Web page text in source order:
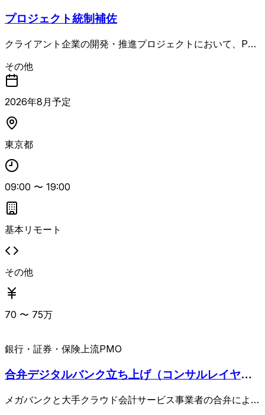
プロジェクト統制補佐
クライアント企業の開発・推進プロジェクトにおいて、PM
（WBS含む）の策定、進捗・課題・リスクおよび品質管理
の実行、チームメンバーのマネジメント・育成、ベンダーや
社内外ステークホルダーとの調整・折衝、要件定義支援など
を行います。 また、会議体運営、議事録作成、進捗報告や
意思決定支援資料など各種ドキュメント作成もお任せする想
があり、WBS作成・スケジュール管理、会議体運営、ドキ
ュメント整備、ステークホルダー調整の実務経験をお持ちの
方にマッチする内容です。
その他
2026年8月予定
東京都
09:00 〜 19:00
基本リモート
その他
70 〜 75万
銀行・証券・保険上流PMO
合弁デジタルバンク立ち上げ（コンサルレイヤ
メガバンクと大手クラウド会計サービス事業者の合弁によ